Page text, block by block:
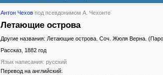
Антон Чехов под псевдонимом А. Чехонте
Летающие острова
Другие названия: Летающие острова. Соч. Жюля Верна.
Рассказ, 1882 год
Язык написания: русский
Перевод на английский: